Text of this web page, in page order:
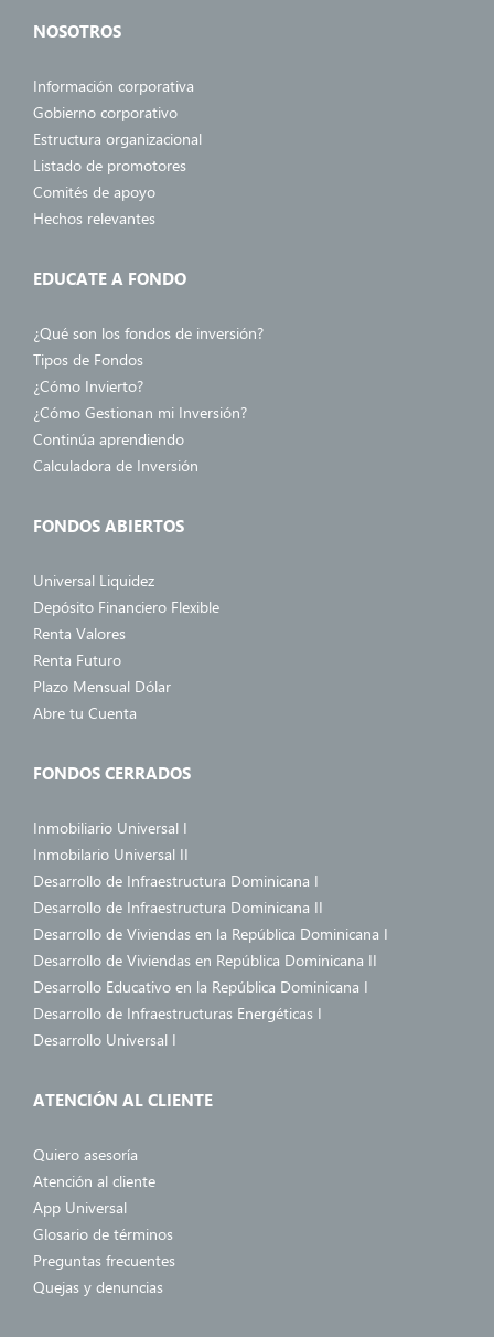
NOSOTROS
Información corporativa
Gobierno corporativo
Estructura organizacional
Listado de promotores
Comités de apoyo
Hechos relevantes
EDUCATE A FONDO
¿Qué son los fondos de inversión?
Tipos de Fondos
¿Cómo Invierto?
¿Cómo Gestionan mi Inversión?
Continúa aprendiendo
Calculadora de Inversión
FONDOS ABIERTOS
Universal Liquidez
Depósito Financiero Flexible
Renta Valores
Renta Futuro
Plazo Mensual Dólar
Abre tu Cuenta
FONDOS CERRADOS
Inmobiliario Universal I
Inmobilario Universal II
Desarrollo de Infraestructura Dominicana I
Desarrollo de Infraestructura Dominicana II
Desarrollo de Viviendas en la República Dominicana I
Desarrollo de Viviendas en República Dominicana II
Desarrollo Educativo en la República Dominicana I
Desarrollo de Infraestructuras Energéticas I
Desarrollo Universal I
ATENCIÓN AL CLIENTE
Quiero asesoría
Atención al cliente
App Universal
Glosario de términos
Preguntas frecuentes
Quejas y denuncias